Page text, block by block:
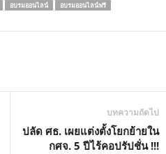
อบรมออนไลน์
อบรมออนไลน์ฟรี
บทความถัดไป
ปลัด ศธ. เผยแต่งตั้งโยกย้ายใน
กศจ. 5 ปีไร้คอปรัปชั่น !!!